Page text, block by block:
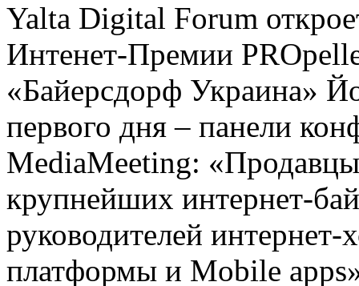
Yalta Digital Forum
Интенет-Премии
«Байерсдорф Украина»
первого дня – панели
MediaMeeting:
крупнейших интернет-
руководителей
платформы и Mobile